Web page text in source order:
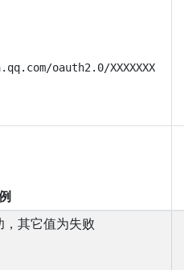
oauth2.0/XXXXXXXXXX"
，其它值为失败